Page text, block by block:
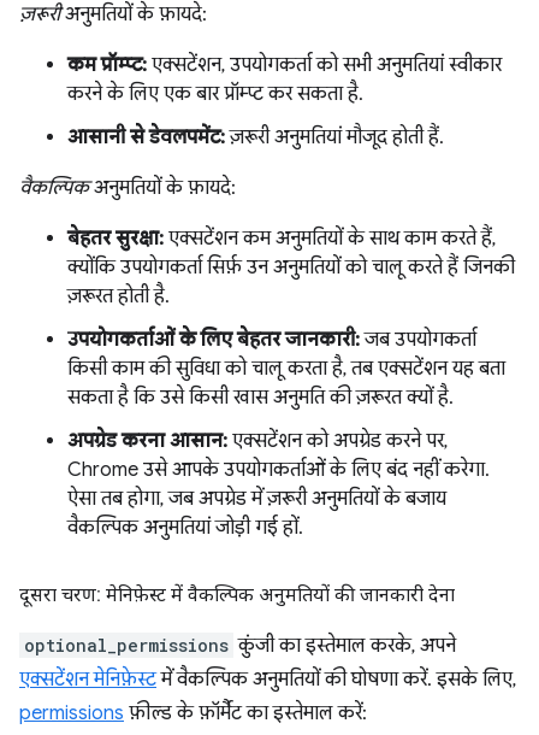
ज़रूरीअनुमतियों के फ़ायदे:
कम प्रॉम्प्ट: एक्सटेंशन, उपयोगकर्ता को सभी अनुमतियां स्वीकार
करने के लिए एक बार प्रॉम्प्ट कर सकता है.
आसानी से डेवलपमेंट:ज़रूरी अनुमतियां मौजूद होती हैं.
वैकल्पिकअनुमतियों के फ़ायदे:
बेहतर सुरक्षा: एक्सटेंशन कम अनुमतियों के साथ काम करते हैं,
क्योंकि उपयोगकर्ता सिर्फ़ उन अनुमतियों को चालू करते हैं जिनकी
ज़रूरत होती है.
उपयोगकर्ताओं के लिए बेहतर जानकारी:जब उपयोगकर्ता
किसी काम की सुविधा को चालू करता है, तब एक्सटेंशन यह बता
सकता है कि उसे किसी खास अनुमति की ज़रूरत क्यों है.
अपग्रेड करना आसान: एक्सटेंशन को अपग्रेड करने पर,
Chrome उसे आपके उपयोगकर्ताओं के लिए बंद नहीं करेगा.
ऐसा तब होगा, जब अपग्रेड में ज़रूरी अनुमतियों के बजाय
वैकल्पिक अनुमतियां जोड़ी गई हों.
दूसरा चरण: मेनिफ़ेस्ट में वैकल्पिक अनुमतियों की जानकारी देना
optional_permissions कुंजी का इस्तेमाल करके, अपने
एक्सटेंशन मेनिफ़ेस्टमें वैकल्पिक अनुमतियों की घोषणा करें. इसके लिए,
permissions फ़ील्ड के फ़ॉर्मैट का इस्तेमाल करें: